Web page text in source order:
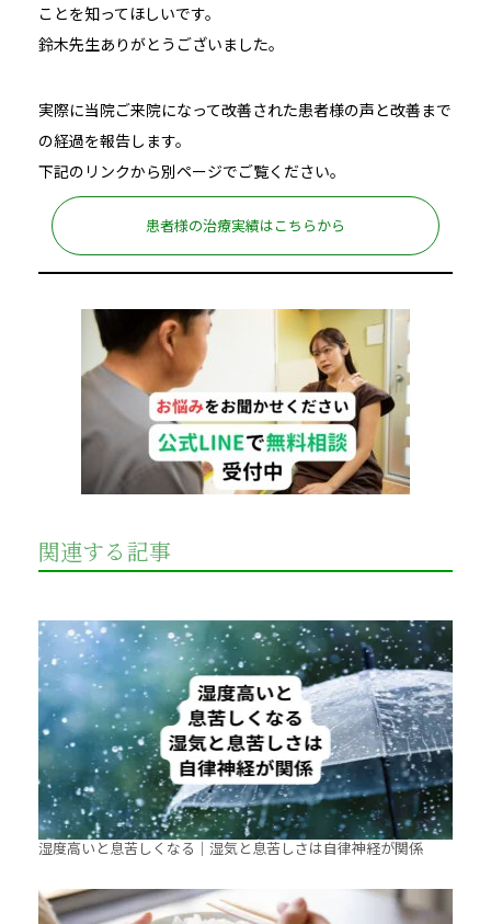
ことを知ってほしいです。
鈴木先生ありがとうございました。
実際に当院ご来院になって改善された患者様の声と改善まで
の経過を報告します。
下記のリンクから別ページでご覧ください。
患者様の治療実績はこちらから
関連する記事
湿度高いと息苦しくなる｜湿気と息苦しさは自律神経が関係